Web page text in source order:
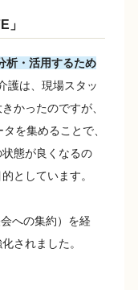
」
析・活用するため
護は、現場スタッ
かったのですが、
を集めることで、
状態が良くなるの
としています。
への集約）を経
されました。